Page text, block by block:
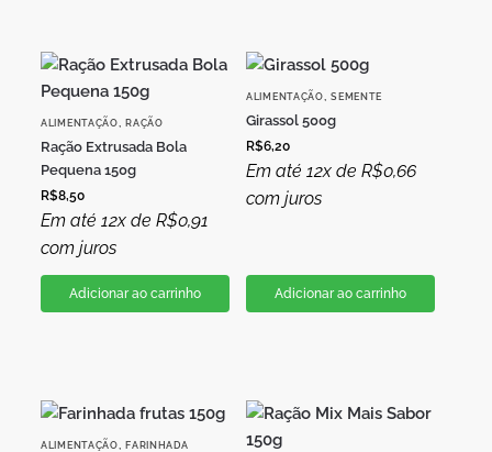
ALIMENTAÇÃO,RAÇÃO
Ração Extrusada Bola
Pequena 150g
R$8,50
Em até 12x de R$0,91
com juros
Adicionar ao carrinho
ALIMENTAÇÃO,SEMENTE
Girassol 500g
R$6,20
Em até 12x de R$0,66
com juros
Adicionar ao carrinho
ALIMENTAÇÃO,FARINHADA